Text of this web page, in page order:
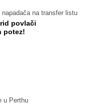
na transfer listu
povlači
potez!
u Perthu